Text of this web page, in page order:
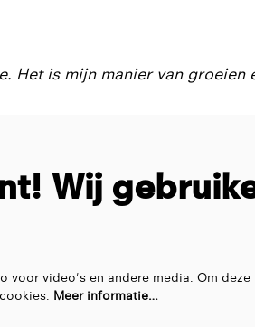
Het is mijn manier van groeien
Wij
voor video's en andere media. Om
Meer informatie…